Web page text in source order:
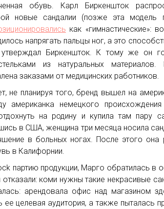
обувь. Карл Биркеншток
новые сандалии (позже эта модель
как «гимнастические»:
напрягать пальцы ног, а это
Биркеншток. К тому же он
из натуральных материалов.
заказами от медицинских работников.
не планируя того, бренд вышел на
американка немецкого
на родину и купила там пару
в США, женщина три месяца носила
в больных ногах. После этого она
в Калифорнии.
партию продукции, Марго обратилась в
коми нужны такие некрасивые
арендовала офис над магазином
целевая аудитория, а также пыталась